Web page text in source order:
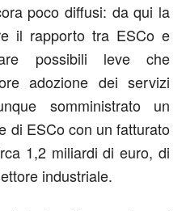
poco diffusi: da qui la
il rapporto tra ESCo e
possibili leve che
adozione dei servizi
somministrato un
di ESCo con un fatturato
1,2 miliardi di euro, di
industriale.